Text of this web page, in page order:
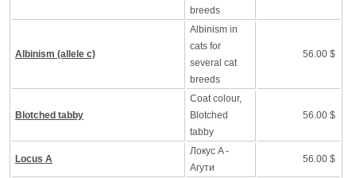
breeds
Albinism (allele c)
Albinism in
cats for
several cat
breeds
56.00 $
Blotched tabby
Coat colour,
Blotched
tabby
56.00 $
Locus A
Локус A -
Агути
56.00 $